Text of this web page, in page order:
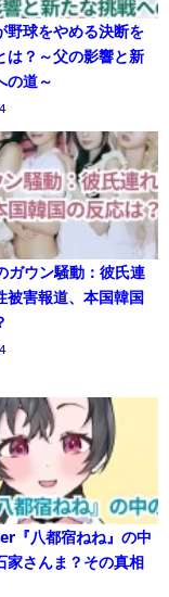
野球をやめる決断を
は？～父の影響と新
の道～
ガウン騒動：彼氏連
被害報道、本国韓国
『八都宿ねね』の中
家さんま？その真相